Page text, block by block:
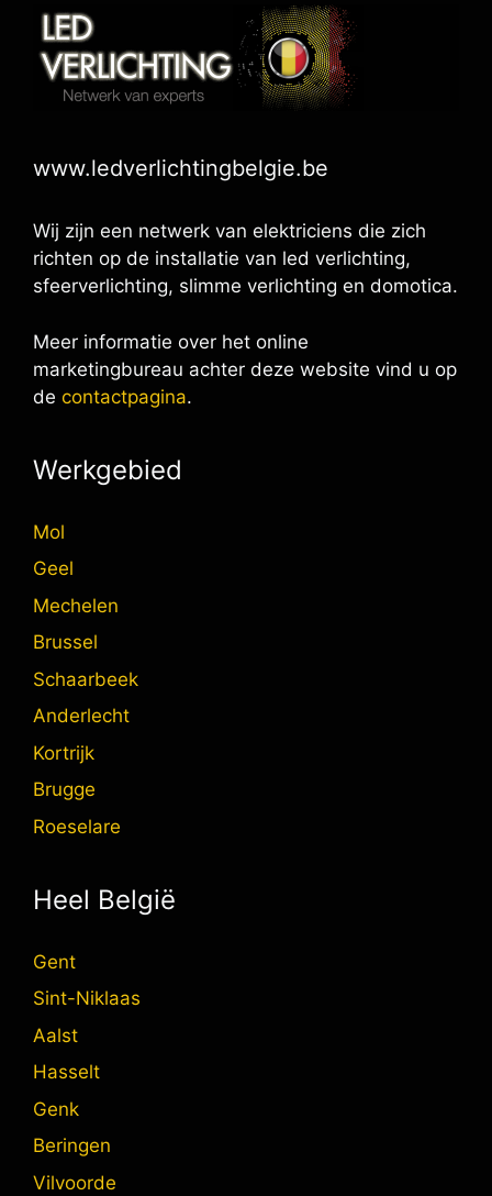
www.ledverlichtingbelgie.be
Wij zijn een netwerk van elektriciens die zich
richten op de installatie van led verlichting,
sfeerverlichting, slimme verlichting en domotica.
Meer informatie over het online
marketingbureau achter deze website vind u op
de contactpagina.
Werkgebied
Mol
Geel
Mechelen
Brussel
Schaarbeek
Anderlecht
Kortrijk
Brugge
Roeselare
Heel België
Gent
Sint-Niklaas
Aalst
Hasselt
Genk
Beringen
Vilvoorde